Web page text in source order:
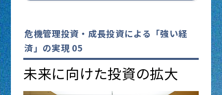
内閣府HP：令和6年能登半島地震による被害
閉じる
2026年度中の防災庁の設置に向け、事前防災の
徹底や災害対応力の強化など防災体制の充実・
強化を図り、その準備を加速します。
詳しくはこちら
する観点から、首都及び副首都の責務と機能に
関する検討を行います。
閉じる
危機管理投資・成長投資による「強い経
済」の実現 05
未来に向けた投資の拡大